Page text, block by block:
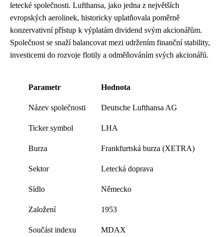
letecké společnosti. Lufthansa, jako jedna z největších
evropských aerolinek, historicky uplatňovala poměrně
konzervativní přístup k výplatám dividend svým akcionářům.
Společnost se snaží balancovat mezi udržením finanční stability,
investicemi do rozvoje flotily a odměňováním svých akcionářů.
Parametr Hodnota
Název společnosti Deutsche Lufthansa AG
Ticker symbol LHA
Burza Frankfurtská burza (XETRA)
Sektor Letecká doprava
Sídlo Německo
Založení 1953
Součást indexu MDAX